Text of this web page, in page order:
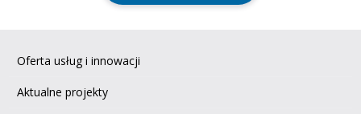
Oferta usług i innowacji
Aktualne projekty